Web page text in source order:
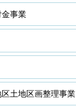
事業
土地区画整理事業